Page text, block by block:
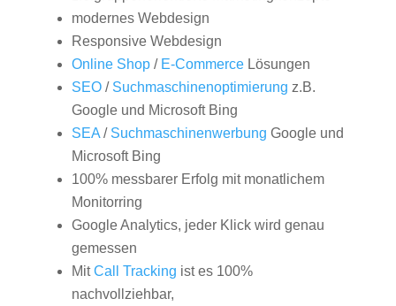
modernes Webdesign
Responsive Webdesign
Online Shop/ E-CommerceLösungen
SEO/ Suchmaschinenoptimierung z.B.
Google und Microsoft Bing
SEA/ Suchmaschinenwerbung Google und
Microsoft Bing
100% messbarer Erfolg mit monatlichem
Monitorring
Google Analytics, jeder Klick wird genau
gemessen
MitCall Tracking ist es 100%
nachvollziehbar,